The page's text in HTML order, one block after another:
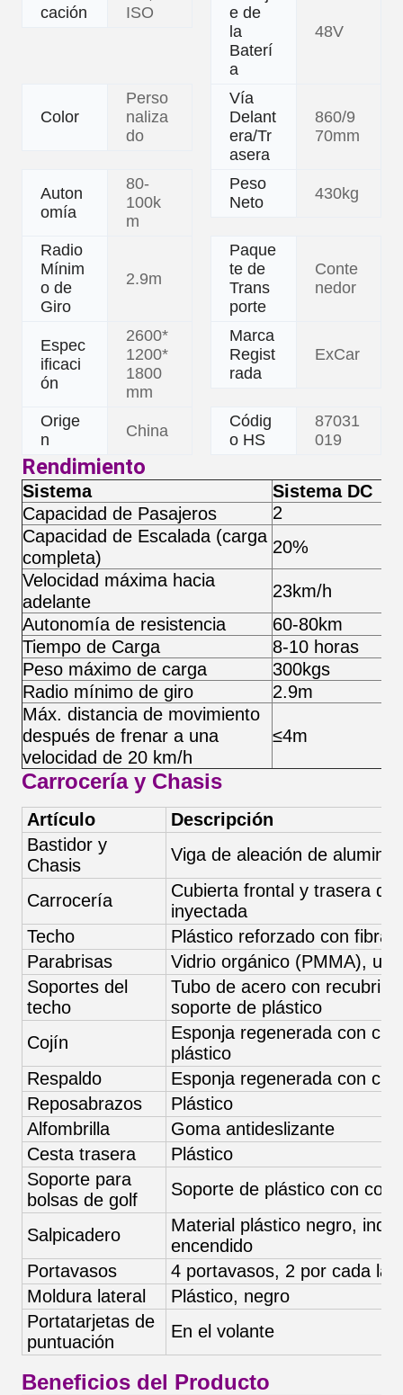
cación
ISO
e de
la
Baterí
a
48V
Color
Perso
naliza
do
Vía
Delant
era/Tr
asera
860/9
70mm
Auton
omía
80-
100k
m
Peso
Neto
430kg
Radio
Mínim
o de
Giro
2.9m
Paque
te de
Trans
porte
Conte
nedor
Espec
ificaci
ón
2600*
1200*
1800
mm
Marca
Regist
rada
ExCar
Orige
n
China
Códig
o HS
87031
019
Rendimiento
Sistema
Sistema DC
Capacidad de Pasajeros
2
Capacidad de Escalada (carga
completa)
20%
Velocidad máxima hacia
adelante
23km/h
Autonomía de resistencia
60-80km
Tiempo de Carga
8-10 horas
Peso máximo de carga
300kgs
Radio mínimo de giro
2.9m
Máx. distancia de movimiento
después de frenar a una
velocidad de 20 km/h
≤4m
Carrocería y Chasis
Artículo
Descripción
Bastidor y
Chasis
Viga de aleación de
Carrocería
Cubierta frontal y trasera de
inyectada
Techo
Plástico reforzado con fibra
Parabrisas
Vidrio orgánico (PMMA),
Soportes del
techo
Tubo de acero con
soporte de plástico
Cojín
Esponja regenerada con
plástico
Respaldo
Esponja regenerada con
Reposabrazos
Plástico
Alfombrilla
Goma antideslizante
Cesta trasera
Plástico
Soporte para
bolsas de golf
Soporte de plástico con
Salpicadero
Material plástico negro,
encendido
Portavasos
4 portavasos, 2 por cada
Moldura lateral
Plástico, negro
Portatarjetas de
puntuación
En el volante
Beneficios del Producto